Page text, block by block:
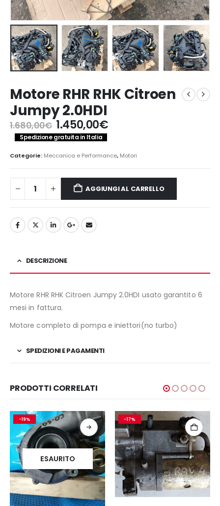
Motore RHR RHK Citroen
Jumpy 2.0HDI
1.680,00€ Il
prezzo
originale
era:
1.680,00€.
1.450,00€Il
è:
1.450,00€.
Spedizione gratuita in Italia
Categorie: Meccanica e Performance, Motori
AGGIUNGI AL CARRELLO
DESCRIZIONE
Motore RHR RHK Citroen Jumpy 2.0HDI usato garantito 6
mesi in fattura.
Motore completo di pompa e iniettori(no turbo)
SPEDIZIONI E PAGAMENTI
PRODOTTI CORRELATI
-19%
ESAURITO
-17%